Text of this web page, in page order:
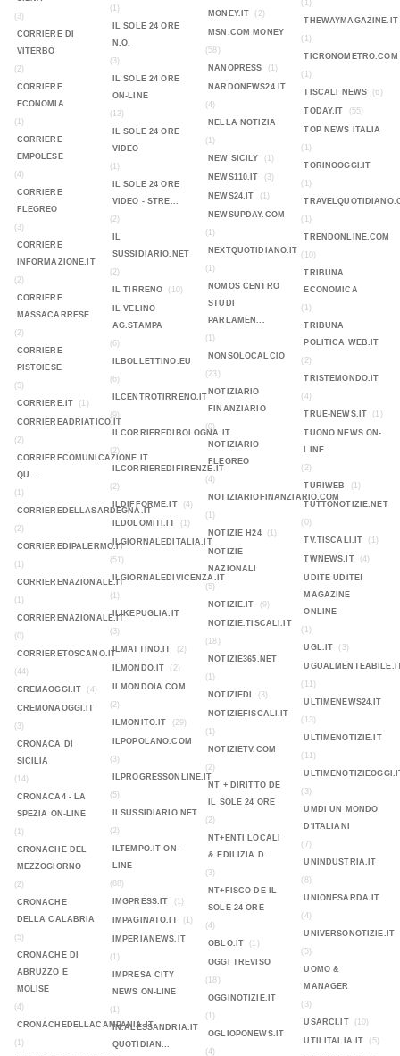
(3)
CORRIERE DI
VITERBO
(2)
CORRIERE
ECONOMIA
(1)
CORRIERE
EMPOLESE
(4)
CORRIERE
FLEGREO
(3)
CORRIERE
INFORMAZIONE.IT
(2)
CORRIERE
MASSACARRESE
(2)
CORRIERE
PISTOIESE
(5)
CORRIERE.IT
(1)
CORRIEREADRIATICO.IT
(2)
CORRIERECOMUNICAZIONE.IT
QU...
(1)
CORRIEREDELLASARDEGNA.IT
(2)
CORRIEREDIPALERMO.IT
(1)
CORRIERENAZIONALE.IT
(1)
CORRIERENAZIONALE.IT
(0)
CORRIERETOSCANO.IT
(44)
CREMAOGGI.IT
(4)
CREMONAOGGI.IT
(3)
CRONACA DI
SICILIA
(14)
CRONACA4 - LA
SPEZIA ON-LINE
(1)
CRONACHE DEL
MEZZOGIORNO
(2)
CRONACHE
DELLA CALABRIA
(5)
CRONACHE DI
ABRUZZO E
MOLISE
(4)
CRONACHEDELLACAMPANIA.IT
(1)
(1)
IL SOLE 24 ORE
N.O.
(3)
IL SOLE 24 ORE
ON-LINE
(13)
IL SOLE 24 ORE
VIDEO
(1)
IL SOLE 24 ORE
VIDEO - STRE...
(2)
IL
SUSSIDIARIO.NET
(2)
IL TIRRENO
(10)
IL VELINO
AG.STAMPA
(6)
ILBOLLETTINO.EU
(6)
ILCENTROTIRRENO.IT
(9)
ILCORRIEREDIBOLOGNA.IT
(2)
ILCORRIEREDIFIRENZE.IT
(2)
ILDIFFORME.IT
(4)
ILDOLOMITI.IT (1)
ILGIORNALEDITALIA.IT
(51)
ILGIORNALEDIVICENZA.IT
(1)
ILIKEPUGLIA.IT
(3)
ILMATTINO.IT
(2)
ILMONDO.IT (2)
ILMONDOIA.COM
(2)
ILMONITO.IT
(29)
ILPOPOLANO.COM
(3)
ILPROGRESSONLINE.IT
(5)
ILSUSSIDIARIO.NET
(2)
ILTEMPO.IT ON-
LINE
(88)
IMGPRESS.IT
(1)
IMPAGINATO.IT (1)
IMPERIANEWS.IT
(1)
IMPRESA CITY
NEWS ON-LINE
(1)
IN.ALESSANDRIA.IT
QUOTIDIAN...
MONEY.IT
(2)
MSN.COM MONEY
(58)
NANOPRESS
(1)
NARDONEWS24.IT
(4)
NELLA NOTIZIA
(1)
NEW SICILY
(1)
NEWS110.IT (3)
NEWS24.IT (1)
NEWSUPDAY.COM
(1)
NEXTQUOTIDIANO.IT
(1)
NOMOS CENTRO
STUDI
PARLAMEN...
(1)
NONSOLOCALCIO
(23)
NOTIZIARIO
FINANZIARIO
(0)
NOTIZIARIO
FLEGREO
(4)
NOTIZIARIOFINANZIARIO.COM
(1)
NOTIZIE H24
(1)
NOTIZIE
NAZIONALI
(5)
NOTIZIE.IT
(9)
NOTIZIE.TISCALI.IT
(18)
NOTIZIE365.NET
(1)
NOTIZIEDI
(3)
NOTIZIEFISCALI.IT
(1)
NOTIZIETV.COM
(2)
NT + DIRITTO DE
IL SOLE 24 ORE
(2)
NT+ENTI LOCALI
& EDILIZIA D...
(3)
NT+FISCO DE IL
SOLE 24 ORE
(4)
OBLO.IT
(1)
OGGI TREVISO
(18)
OGGINOTIZIE.IT
(1)
OGLIOPONEWS.IT
(4)
(1)
THEWAYMAGAZINE.IT
(1)
TICRONOMETRO.COM
(1)
TISCALI NEWS
(6)
TODAY.IT (55)
TOP NEWS ITALIA
(1)
TORINOOGGI.IT
(1)
(1)
TRENDONLINE.COM
(10)
TRIBUNA
ECONOMICA
(1)
TRIBUNA
POLITICA WEB.IT
(2)
TRISTEMONDO.IT
(4)
TRUE-NEWS.IT
(1)
TUONO NEWS ON-
LINE
(2)
TURIWEB
(1)
TUTTONOTIZIE.NET
(0)
TV.TISCALI.IT
(1)
TWNEWS.IT (4)
UDITE UDITE!
MAGAZINE
ONLINE
(1)
UGL.IT
(3)
(11)
ULTIMENEWS24.IT
(13)
ULTIMENOTIZIE.IT
(11)
(3)
UMDI UN MONDO
D'ITALIANI
(7)
UNINDUSTRIA.IT
(8)
UNIONESARDA.IT
(4)
UNIVERSONOTIZIE.IT
(5)
UOMO &
MANAGER
(3)
USARCI.IT
(10)
UTILITALIA.IT (5)